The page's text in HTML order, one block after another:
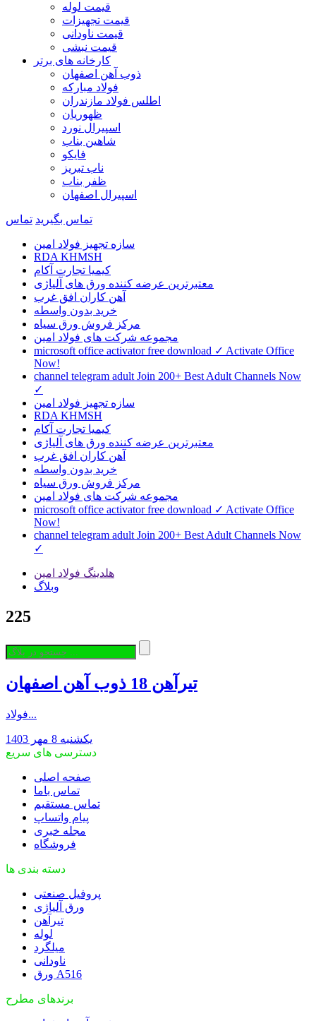
قیمت لوله
قیمت تجهیزات
قیمت ناودانی
قیمت نبشی
کارخانه های برتر
ذوب آهن اصفهان
فولاد مبارکه
اطلس فولاد مازندران
ظهوریان
اسپیرال نورد
شاهین بناب
فایکو
ناب تبریز
ظفر بناب
اسپیرال اصفهان
تماس بگیرید تماس
سازه تجهیز فولاد امین
RDA KHMSH
کیمیا تجارت آکام
معتبرترین عرضه کننده ورق های آلیاژی
آهن کاران افق غرب
خرید بدون واسطه
مرکز فروش ورق سیاه
مجموعه شرکت های فولاد امین
microsoft office activator free download ✓ Activate Office
Now!
channel telegram adult Join 200+ Best Adult Channels Now
✓
سازه تجهیز فولاد امین
RDA KHMSH
کیمیا تجارت آکام
معتبرترین عرضه کننده ورق های آلیاژی
آهن کاران افق غرب
خرید بدون واسطه
مرکز فروش ورق سیاه
مجموعه شرکت های فولاد امین
microsoft office activator free download ✓ Activate Office
Now!
channel telegram adult Join 200+ Best Adult Channels Now
✓
هلدینگ فولاد امین
وبلاگ
225
تیرآهن 18 ذوب آهن اصفهان
فولاد...
یکشنبه 8 مهر 1403
دسترسی های سریع
صفحه اصلی
تماس باما
تماس مستقیم
پیام واتساپ
مجله خبری
فروشگاه
دسته بندی ها
پروفیل صنعتی
ورق آلیاژی
تیرآهن
لوله
میلگرد
ناودانی
ورق A516
برندهای مطرح